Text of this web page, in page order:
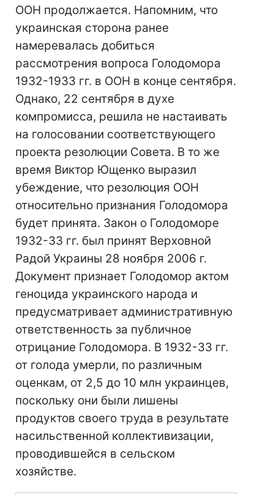
ООН продолжается. Напомним, что
украинская сторона ранее
намеревалась добиться
рассмотрения вопроса Голодомора
1932-1933 гг. в ООН в конце сентября.
Однако, 22 сентября в духе
компромисса, решила не настаивать
на голосовании соответствующего
проекта резолюции Совета. В то же
время Виктор Ющенко выразил
убеждение, что резолюция ООН
относительно признания Голодомора
будет принята. Закон о Голодоморе
1932-33 гг. был принят Верховной
Радой Украины 28 ноября 2006 г.
Документ признает Голодомор актом
геноцида украинского народа и
предусматривает административную
ответственность за публичное
отрицание Голодомора. В 1932-33 гг.
от голода умерли, по различным
оценкам, от 2,5 до 10 млн украинцев,
поскольку они были лишены
продуктов своего труда в результате
насильственной коллективизации,
проводившейся в сельском
хозяйстве.